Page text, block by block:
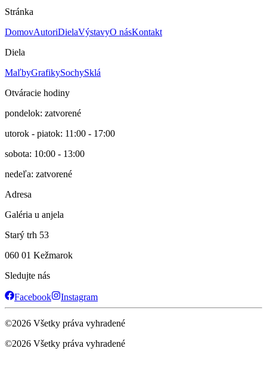
E.A.
Stránka
DomovAutoriDielaVýstavyO násKontakt
Diela
MaľbyGrafikySochySklá
Otváracie hodiny
pondelok: zatvorené
utorok - piatok: 11:00 - 17:00
sobota: 10:00 - 13:00
nedeľa: zatvorené
Adresa
Galéria u anjela
Starý trh 53
060 01 Kežmarok
Sledujte nás
Facebook Instagram
©2026 Všetky práva vyhradené
©2026 Všetky práva vyhradené